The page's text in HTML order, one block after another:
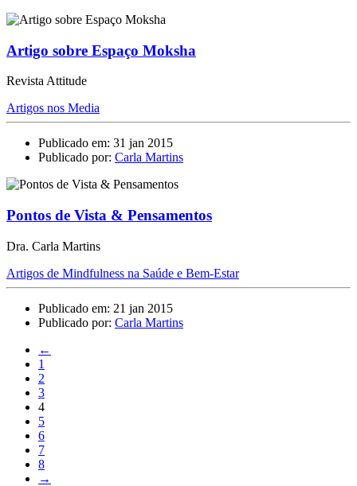
Artigo sobre Espaço Moksha
Revista Attitude
Artigos nos Media
Publicado em: 31 jan 2015
Publicado por: Carla Martins
Pontos de Vista & Pensamentos
Dra. Carla Martins
Artigos de Mindfulness na Saúde e Bem-Estar
Publicado em: 21 jan 2015
Publicado por: Carla Martins
←
1
2
3
4
5
6
7
8
→